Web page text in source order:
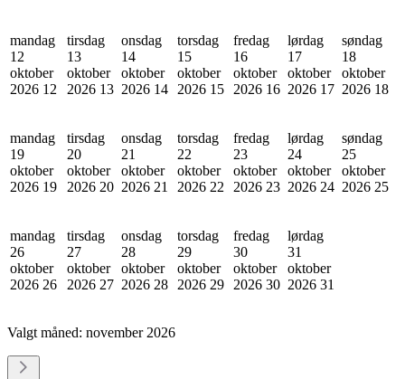
mandag
12
oktober
2026 12
tirsdag
13
oktober
2026 13
onsdag
14
oktober
2026 14
torsdag
15
oktober
2026 15
fredag
16
oktober
2026 16
lørdag
17
oktober
2026 17
søndag
18
oktober
2026 18
mandag
19
oktober
2026 19
tirsdag
20
oktober
2026 20
onsdag
21
oktober
2026 21
torsdag
22
oktober
2026 22
fredag
23
oktober
2026 23
lørdag
24
oktober
2026 24
søndag
25
oktober
2026 25
mandag
26
oktober
2026 26
tirsdag
27
oktober
2026 27
onsdag
28
oktober
2026 28
torsdag
29
oktober
2026 29
fredag
30
oktober
2026 30
lørdag
31
oktober
2026 31
Valgt måned: november 2026